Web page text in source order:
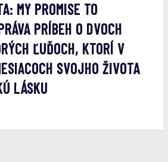
MY PROMISE TO
PRÍBEH O DVOCH
ĽUĎOCH, KTORÍ V
SVOJHO ŽIVOTA
LÁSKU